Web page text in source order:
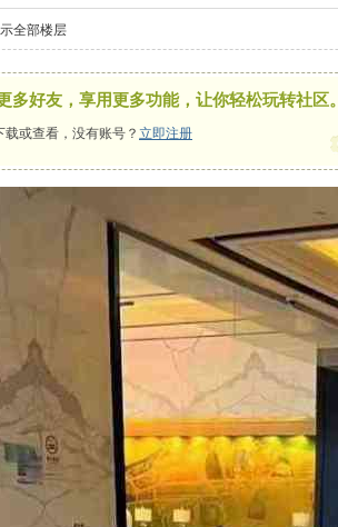
全部楼层
多好友，享用更多功能，让你轻松玩转社区。
载或查看，没有账号？ 立即注册